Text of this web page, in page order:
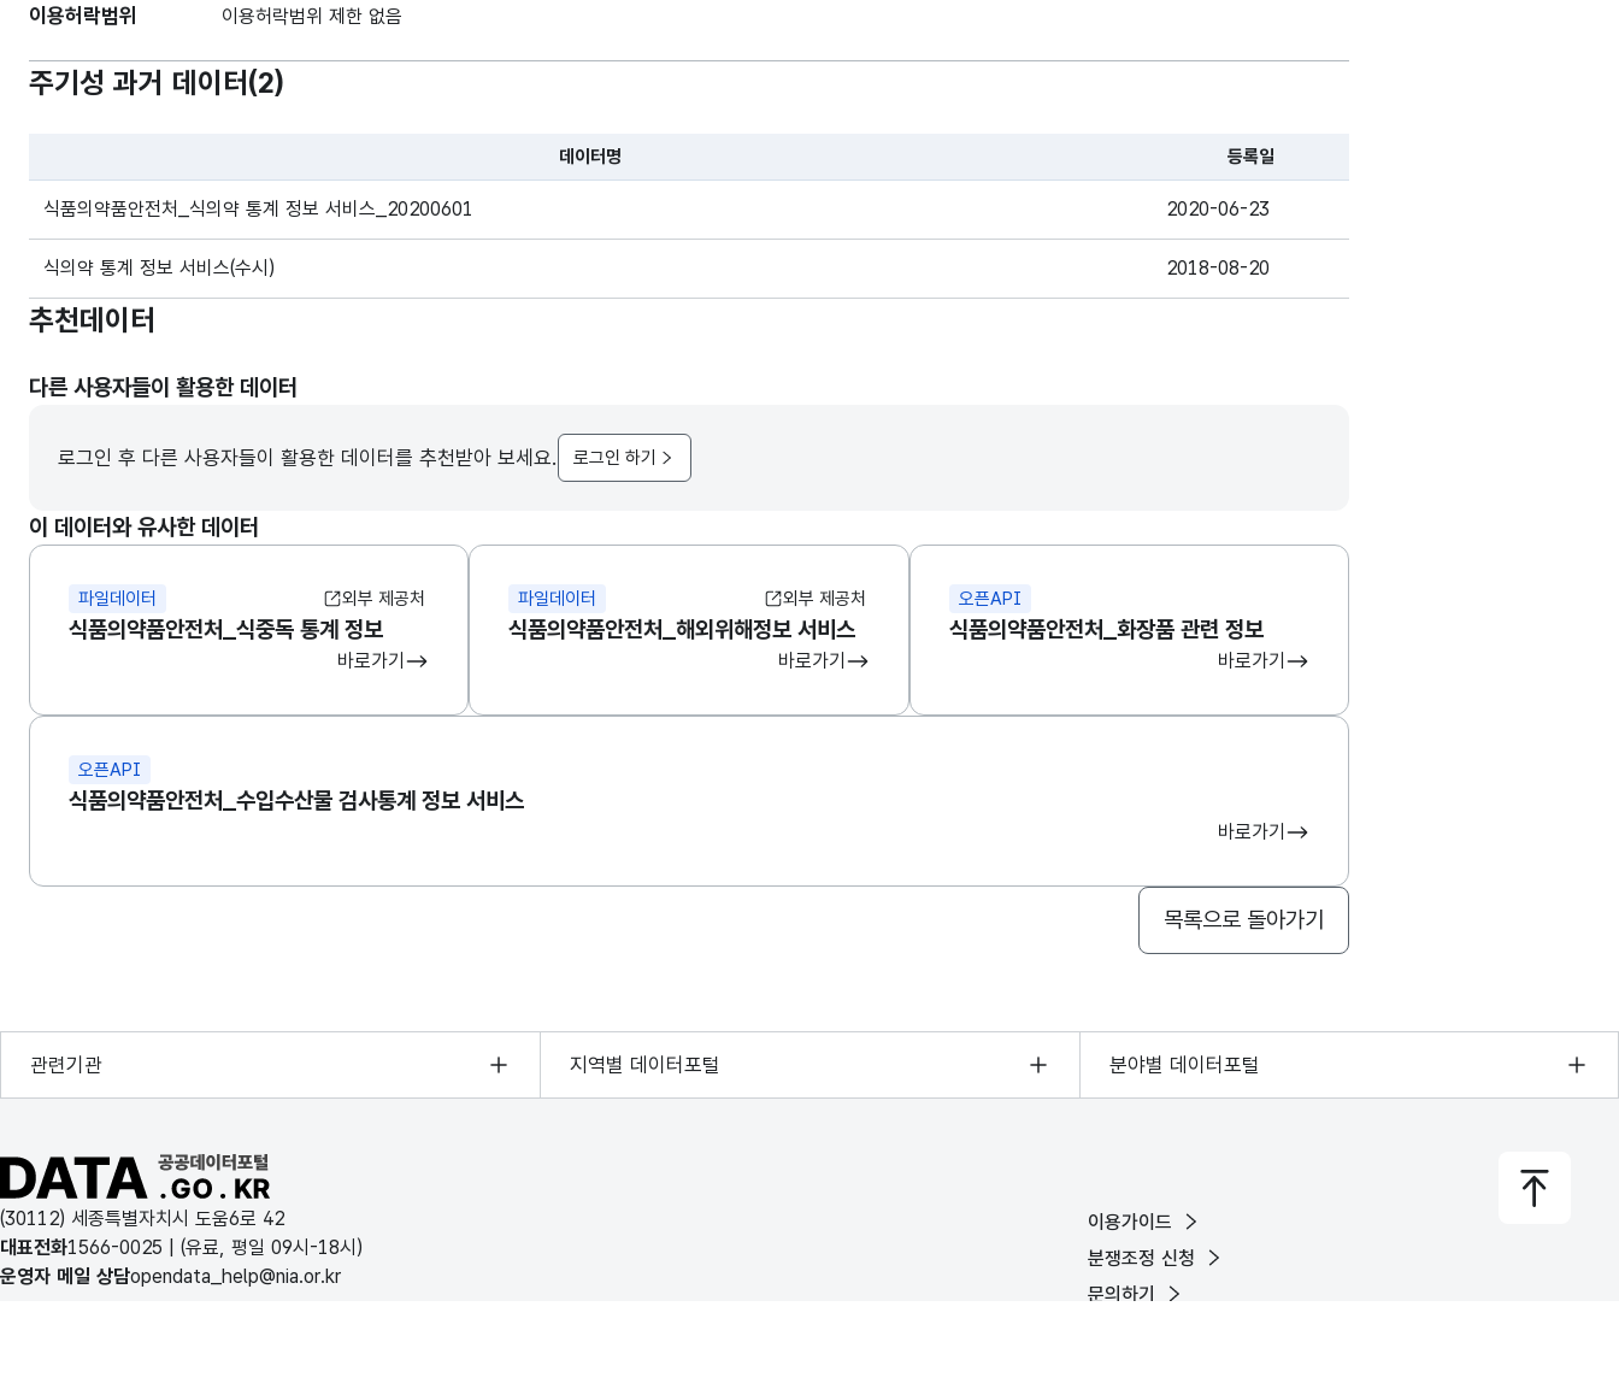
이용허락범위 이용허락범위 제한 없음
주기성 과거 데이터(2)
파일 데이터의 과거 데이터표로 데이터명, 등록일로 구성되어있습니다.
데이터명 등록일
식품의약품안전처_식의약 통계 정보 서비스_20200601 2020-06-23
식의약 통계 정보 서비스(수시) 2018-08-20
추천데이터
다른 사용자들이 활용한 데이터
로그인 후 다른 사용자들이 활용한 데이터를 추천받아 보세요. 로그인 하기
이 데이터와 유사한 데이터
파일데이터 외부 제공처
식품의약품안전처_식중독 통계 정보
바로가기
파일데이터 외부 제공처
식품의약품안전처_해외위해정보 서비스
바로가기
오픈API
식품의약품안전처_화장품 관련 정보
바로가기
오픈API
식품의약품안전처_수입수산물 검사통계 정보 서비스
바로가기
목록으로 돌아가기
관련기관
행정안전부
한국지능정보사회진흥원
국가정보자원관리원
한국지역정보개발원
지역별 데이터포털
서울 열린데이터광장
경기데이터드림
분야별 데이터포털
기상자료개방포털
국토교통부 공간정보오픈플랫폼
농림축산식품 공공데이터포털
보건의료빅데이터개방시스템
공공데이터포털 바로가기
(30112) 세종특별자치시 도움6로 42
대표전화1566-0025 | (유료, 평일 09시-18시)
운영자 메일 상담opendata_help@nia.or.kr
이용가이드
분쟁조정 신청
문의하기